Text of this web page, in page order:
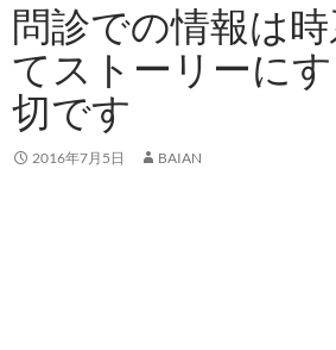
問診での情報は
てストーリーに
切です
2016年7月5日 BAIAN